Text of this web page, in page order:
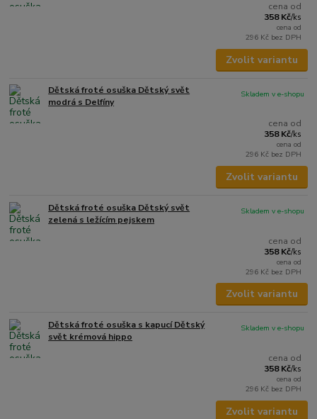
cena od
358 Kč/ks
cena od
296 Kč bez DPH
Zvolit variantu
Dětská froté osuška Dětský svět
modrá s Delfíny
cena od
358 Kč/ks
cena od
296 Kč bez DPH
Skladem v e-shopu
Zvolit variantu
Dětská froté osuška Dětský svět
zelená s ležícím pejskem
cena od
358 Kč/ks
cena od
296 Kč bez DPH
Skladem v e-shopu
Zvolit variantu
Dětská froté osuška s kapucí Dětský
svět krémová hippo
cena od
358 Kč/ks
cena od
296 Kč bez DPH
Skladem v e-shopu
Zvolit variantu